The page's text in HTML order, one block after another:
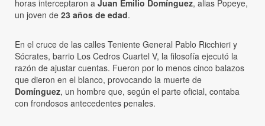
horas interceptaron a Juan Emilio Domínguez, alias Popeye,
un joven de 23 años de edad.
En el cruce de las calles Teniente General Pablo Ricchieri y
Sócrates, barrio Los Cedros Cuartel V, la filosofía ejecutó la
razón de ajustar cuentas. Fueron por lo menos cinco balazos
que dieron en el blanco, provocando la muerte de
Domínguez, un hombre que, según el parte oficial, contaba
con frondosos antecedentes penales.